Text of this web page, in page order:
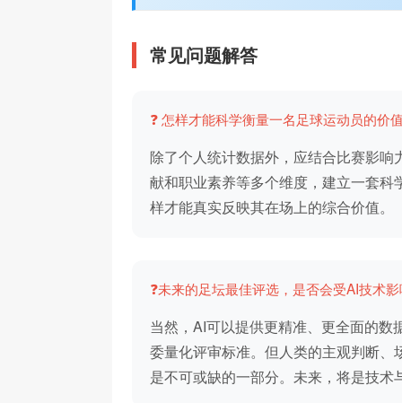
常见问题解答
❓ 怎样才能科学衡量一名足球运动员的价
除了个人统计数据外，应结合比赛影响
献和职业素养等多个维度，建立一套科
样才能真实反映其在场上的综合价值。
❓未来的足坛最佳评选，是否会受AI技术
当然，AI可以提供更精准、更全面的数
委量化评审标准。但人类的主观判断、
是不可或缺的一部分。未来，将是技术